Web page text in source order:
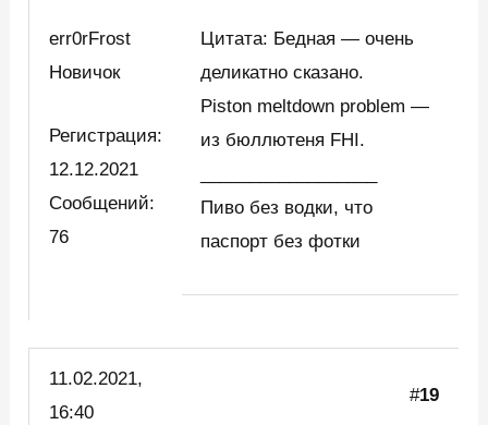
err0rFrost
Новичок
Регистрация:
12.12.2021
Сообщений:
76
Цитата: Бедная — очень
деликатно сказано.
Piston meltdown problem —
из бюллютеня FHI.
Пиво без водки, что
паспорт без фотки
11.02.2021,
16:40
#19